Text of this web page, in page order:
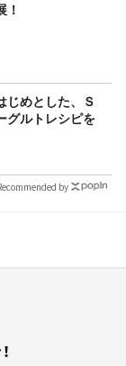
！
じめとした、Ｓ
グルトレシピを
by